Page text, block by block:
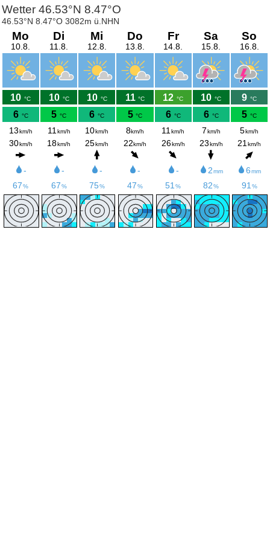
Wetter 46.53°N 8.47°O
46.53°N 8.47°O 3082m ü.NHN
Mo
10.8.
10 °C
6 °C
13km/h
30km/h
-
67 %
Di
11.8.
10 °C
5 °C
11 km/h
18km/h
-
67%
Mi
12.8.
10 °C
6 °C
10km/h
25km/h
-
75%
Do
13.8.
11 °C
5 °C
8km/h
22km/h
-
47%
Fr
14.8.
12 °C
6 °C
11 km/h
26km/h
-
51%
Sa
15.8.
10 °C
6 °C
7km/h
23km/h
2mm
82 %
So
16.8.
9 °C
5 °C
5km/h
21 km/h
6mm
91%